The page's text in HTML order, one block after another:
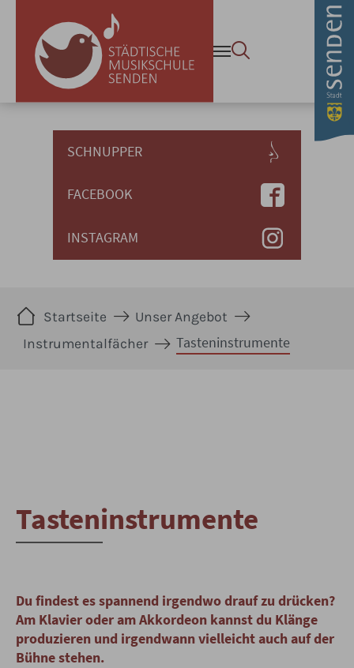
Tasteninstrumente - Stadt
Zum Hauptinhalt springen
SCHNUPPER
FACEBOOK
INSTAGRAM
Startseite
Unser Angebot
Instrumentalfächer
Tasteninstrumente
Tasteninstrumente
Du findest es spannend irgendwo drauf zu drücken?
Am Klavier oder am Akkordeon kannst du Klänge
produzieren und irgendwann vielleicht auch auf der
Bühne stehen.